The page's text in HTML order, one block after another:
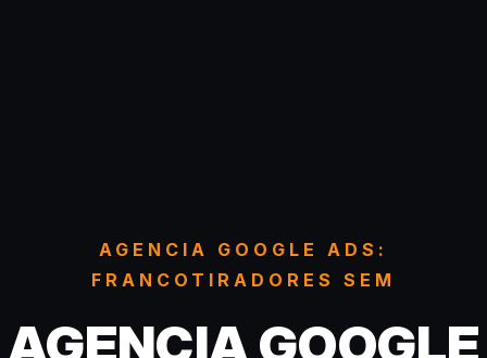
AGENCIA GOOGLE ADS:
FRANCOTIRADORES SEM
AGENCIA GOOGLE